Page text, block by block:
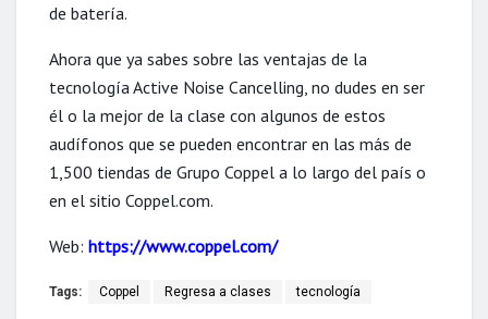
de batería.
Ahora que ya sabes sobre las ventajas de la
tecnología Active Noise Cancelling, no dudes en ser
él o la mejor de la clase con algunos de estos
audífonos que se pueden encontrar en las más de
1,500 tiendas de Grupo Coppel a lo largo del país o
en el sitio Coppel.com.
Web: https://www.coppel.com/
Tags: Coppel Regresa a clases tecnología